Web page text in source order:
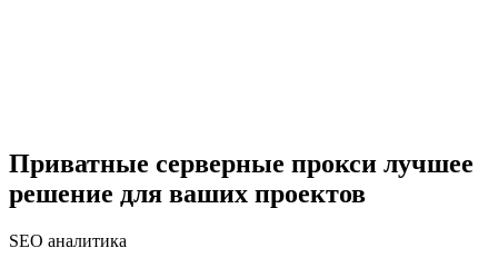
Израиль
Приватные серверные прокси лучшее
решение для ваших проектов
SEO аналитика